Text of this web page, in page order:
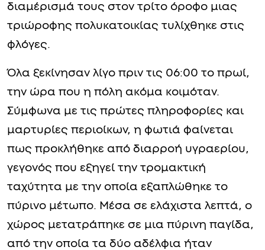
διαμέρισμά τους στον τρίτο όροφο μιας
τριώροφης πολυκατοικίας τυλίχθηκε στις
φλόγες.
Όλα ξεκίνησαν λίγο πριν τις 06:00 το πρωί,
την ώρα που η πόλη ακόμα κοιμόταν.
Σύμφωνα με τις πρώτες πληροφορίες και
μαρτυρίες περιοίκων, η φωτιά φαίνεται
πως προκλήθηκε από διαρροή υγραερίου,
γεγονός που εξηγεί την τρομακτική
ταχύτητα με την οποία εξαπλώθηκε το
πύρινο μέτωπο. Μέσα σε ελάχιστα λεπτά, ο
χώρος μετατράπηκε σε μια πύρινη παγίδα,
από την οποία τα δύο αδέλφια ήταν